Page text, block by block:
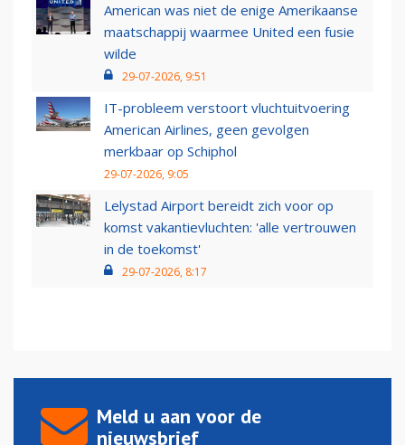
American was niet de enige Amerikaanse
maatschappij waarmee United een fusie
wilde
29-07-2026, 9:51
IT-probleem verstoort vluchtuitvoering
American Airlines, geen gevolgen
merkbaar op Schiphol
29-07-2026, 9:05
Lelystad Airport bereidt zich voor op
komst vakantievluchten: 'alle vertrouwen
in de toekomst'
29-07-2026, 8:17
Meld u aan voor de
nieuwsbrief